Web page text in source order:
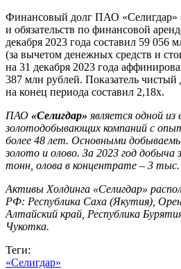
Финансовый долг ПАО «Селигдар»
и обязательств по финансовой
декабря 2023 года составил 59 056
(за вычетом денежных средств и
на 31 декабря 2023 года
387 млн рублей. Показатель
на конец периода составил 2,18х.
ПАО «Селигдар» является одной из
золотодобывающих компаний с
более 48 лет. Основными
золото и олово. За 2023 год добыча
тонн, олова в концентрате – 3
Активы Холдинга «Селигдар»
РФ: Республика Саха (Якутия),
Алтайский край, Республика
Чукотка.
Теги:
«Селигдар»